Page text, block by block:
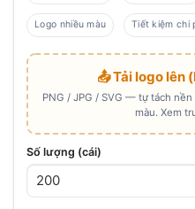
Logo nhiều màu Tiết kiệm chi
📤 Tải logo lên
PNG / JPG / SVG — tự tách
màu. Xem
Số lượng (cái)